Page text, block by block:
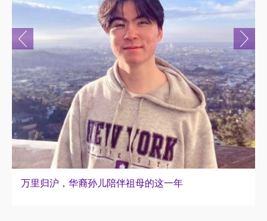
万里归沪，华裔孙儿陪伴祖母的这一年